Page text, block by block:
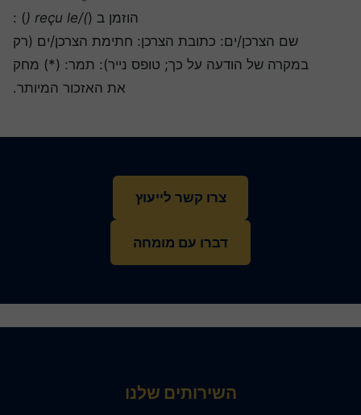
הוזמן ב ( )/reçu le (
) :
שם הצרכן/ים: כתובת הצרכן: חתימת הצרכן/ים (רק
במקרה של הודעה על כך; טופס נייר): תמר: (*) מחק
את האזכור המיותר.
צרו קשר לייעוץ
דברו עם מומחה
השירותים שלנו